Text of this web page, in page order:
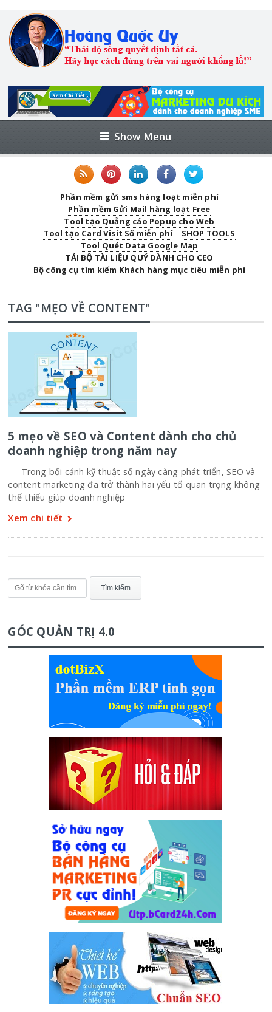
Show Menu
Phần mềm gửi sms hàng loạt miễn phí
Phần mềm Gửi Mail hàng loạt Free
Tool tạo Quảng cáo Popup cho Web
Tool tạo Card Visit Số miễn phí
SHOP TOOLS
Tool Quét Data Google Map
TẢI BỘ TÀI LIỆU QUÝ DÀNH CHO CEO
Bộ công cụ tìm kiếm Khách hàng mục tiêu miễn phí
TAG "MẸO VỀ CONTENT"
5 mẹo về SEO và Content dành cho chủ
doanh nghiệp trong năm nay
Trong bối cảnh kỹ thuật số ngày càng phát triển, SEO và
content marketing đã trở thành hai yếu tố quan trọng không
thể thiếu giúp doanh nghiệp
Xem chi tiết
GÓC QUẢN TRỊ 4.0